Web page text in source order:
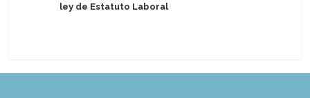
ley de Estatuto Laboral